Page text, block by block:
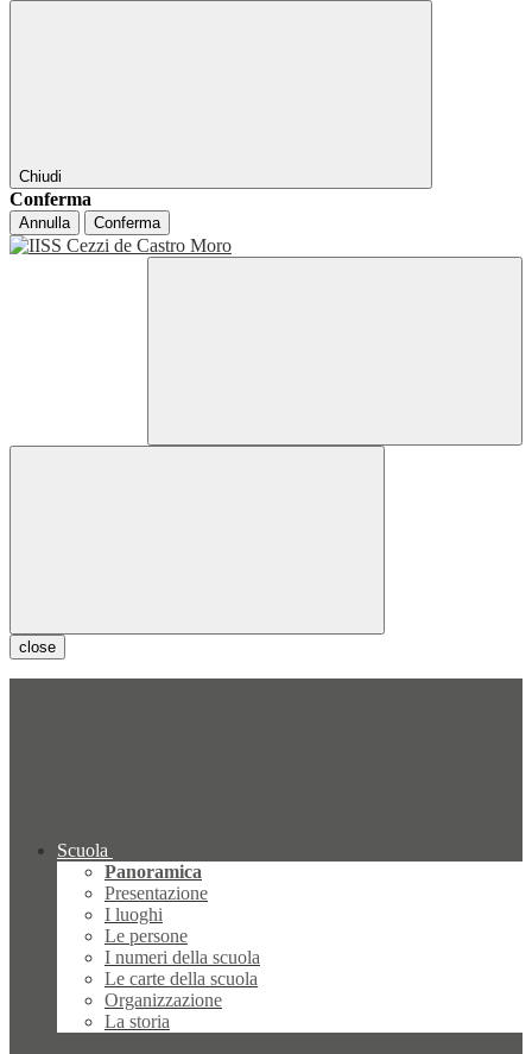
Chiudi
Conferma
Annulla Conferma
close
Scuola
Panoramica
Presentazione
I luoghi
Le persone
I numeri della scuola
Le carte della scuola
Organizzazione
La storia